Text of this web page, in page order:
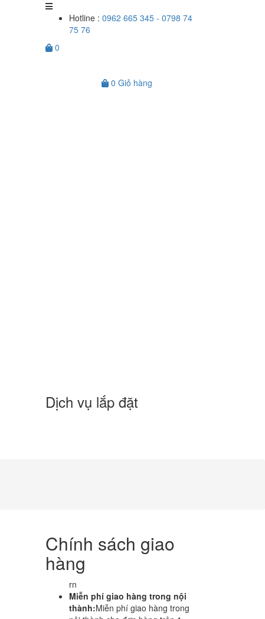
Hotline : 0962 665 345 - 0798 74
75 76
0
0 Giỏ hàng
Dịch vụ lắp đặt
Chính sách giao
hàng
rn
Miễn phí giao hàng trong nội
thành:Miễn phí giao hàng trong